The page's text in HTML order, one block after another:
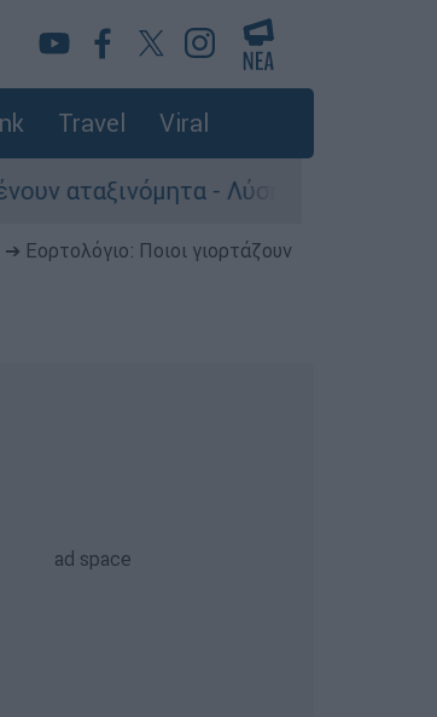
Travel Viral
- Λύση αναζητά το υπουργείο
➔ Εορτολόγιο: Ποιοι γιορτάζουν